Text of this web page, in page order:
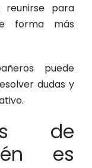
reunirse para
forma más
puede
dudas y
de
es